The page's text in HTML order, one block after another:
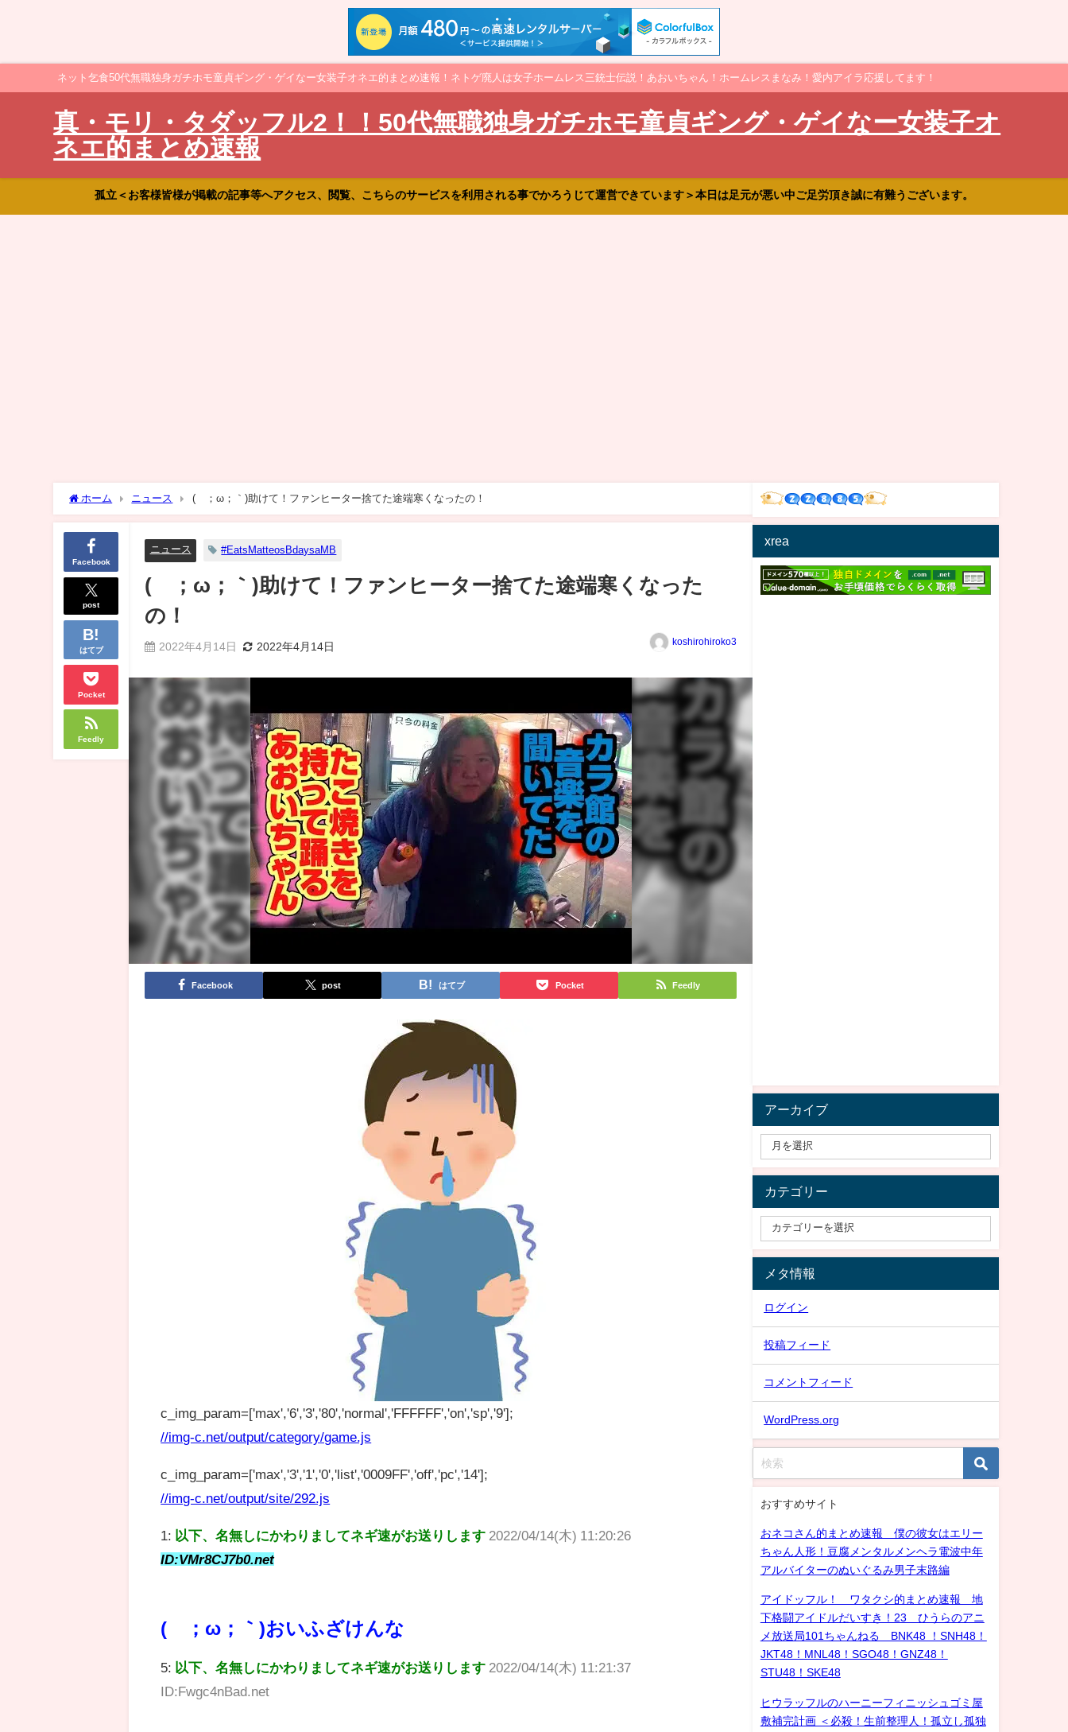
ネット乞食50代無職独身ガチホモ童貞ギング・ゲイなー女装子オネエ的まとめ速報！ネトゲ廃人は女子ホームレス三銃士伝説！あおいちゃん！ホームレスまなみ！愛内アイラ応援してます！
真・モリ・タダッフル2！！50代無職独身ガチホモ童貞ギング・ゲイなー女装子オ
ネエ的まとめ速報
孤立＜お客様皆様が掲載の記事等へアクセス、閲覧、こちらのサービスを利用される事でかろうじて運営できています＞本日は足元が悪い中ご足労頂き誠に有難うございます。
ホーム ニュース (´；ω；｀)助けて！ファンヒーター捨てた途端寒くなったの！
Facebook
post
はてブ
Pocket
Feedly
ニュース #EatsMatteosBdaysaMB
(´；ω；｀)助けて！ファンヒーター捨てた途端寒くなった
の！
2022年4月14日 2022年4月14日 koshirohiroko3
Facebook post はてブ Pocket Feedly
c_img_param=['max','6','3','80','normal','FFFFFF','on','sp','9'];
//img-c.net/output/category/game.js
c_img_param=['max','3','1','0','list','0009FF','off','pc','14'];
//img-c.net/output/site/292.js
1: 以下、名無しにかわりましてネギ速がお送りします 2022/04/14(木) 11:20:26
ID:VMr8CJ7b0.net
(´；ω；｀)おいふざけんな
5: 以下、名無しにかわりましてネギ速がお送りします 2022/04/14(木) 11:21:37
ID:Fwgc4nBad.net
xrea
アーカイブ
カテゴリー
メタ情報
ログイン
投稿フィード
コメントフィード
WordPress.org
おすすめサイト
おネコさん的まとめ速報 僕の彼女はエリー
ちゃん人形！豆腐メンタルメンヘラ電波中年
アルバイターのぬいぐるみ男子末路編
アイドッフル！ ワタクシ的まとめ速報 地
下格闘アイドルだいすき！23 ひうらのアニ
メ放送局101ちゃんねる BNK48 ！SNH48！
JKT48！MNL48！SGO48！GNZ48！
STU48！SKE48
ヒウラッフルのハーニーフィニッシュゴミ屋
敷補完計画 ＜必殺！生前整理人！孤立し孤独